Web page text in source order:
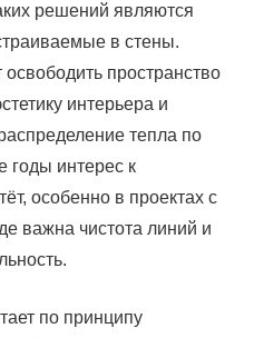
решений являются
в стены.
пространство
интерьера и
тепла по
годы интерес к
особенно в проектах с
важна чистота линий и
по принципу